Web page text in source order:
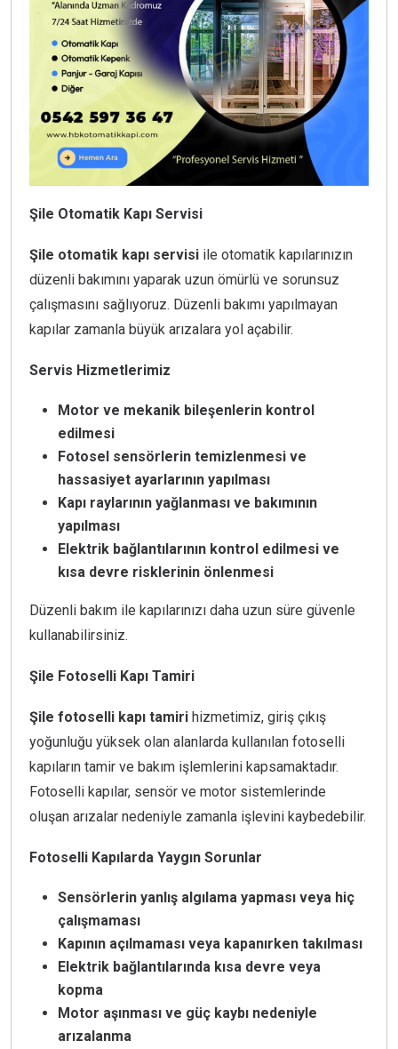
Şile Otomatik Kapı Servisi
Şile otomatik kapı servisi ile otomatik kapılarınızın
düzenli bakımını yaparak uzun ömürlü ve sorunsuz
çalışmasını sağlıyoruz. Düzenli bakımı yapılmayan
kapılar zamanla büyük arızalara yol açabilir.
Servis Hizmetlerimiz
Motor ve mekanik bileşenlerin kontrol
edilmesi
Fotosel sensörlerin temizlenmesi ve
hassasiyet ayarlarının yapılması
Kapı raylarının yağlanması ve bakımının
yapılması
Elektrik bağlantılarının kontrol edilmesi ve
kısa devre risklerinin önlenmesi
Düzenli bakım ile kapılarınızı daha uzun süre güvenle
kullanabilirsiniz.
Şile Fotoselli Kapı Tamiri
Şile fotoselli kapı tamiri hizmetimiz, giriş çıkış
yoğunluğu yüksek olan alanlarda kullanılan fotoselli
kapıların tamir ve bakım işlemlerini kapsamaktadır.
Fotoselli kapılar, sensör ve motor sistemlerinde
oluşan arızalar nedeniyle zamanla işlevini kaybedebilir.
Fotoselli Kapılarda Yaygın Sorunlar
Sensörlerin yanlış algılama yapması veya hiç
çalışmaması
Kapının açılmaması veya kapanırken takılması
Elektrik bağlantılarında kısa devre veya
kopma
Motor aşınması ve güç kaybı nedeniyle
arızalanma